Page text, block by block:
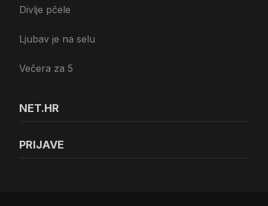
Divlje pčele
Ljubav je na selu
Večera za 5
NET.HR
PRIJAVE